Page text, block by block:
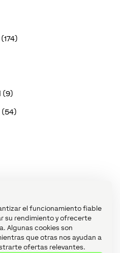
el funcionamiento fiable
su rendimiento y ofrecerte
Algunas cookies son
que otras nos ayudan a
ofertas relevantes.
(9)